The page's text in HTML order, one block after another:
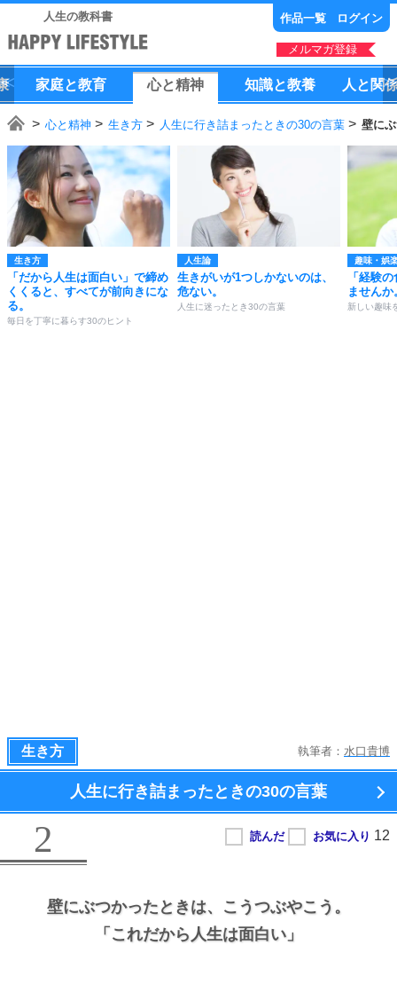
人生の教科書 作品一覧 ログイン
メルマガ登録
家庭と教育 心と精神 知識と教養 人 と 関
心と精神 生き方 人生に行き詰まったときの30の言葉 壁に
生き方
「だから人生は面白い」で締め
くくると、すべてが前向きにな
る。
毎日を丁寧に暮らす30のヒント
人生論
生きがいが1つしかないのは、
危ない。
人生に迷ったとき30の言葉
趣味・娯
「経験
ませんか
新しい趣味
生き方 執筆者： 水口貴博
人生に行き詰まったときの30の言葉
2
壁にぶつかったときは、 こうつぶやこう。
「これだから人生は面白い」